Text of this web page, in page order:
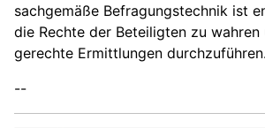
sachgemäße Befragungstechnik ist
die Rechte der Beteiligten zu wahren
gerechte Ermittlungen durchzuführen.
--